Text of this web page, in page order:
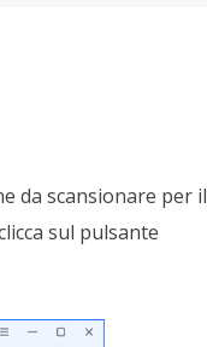
da scansionare per il
sul pulsante